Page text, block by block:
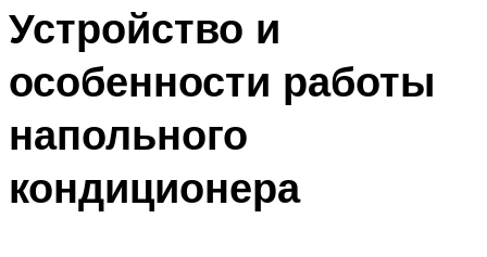
Устройство и
особенности работы
напольного
кондиционера